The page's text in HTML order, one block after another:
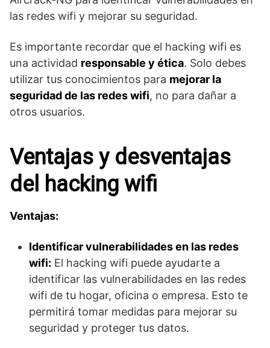
las redes wifi y mejorar su seguridad.
Es importante recordar que el hacking wifi es
una actividad responsable y ética. Solo debes
utilizar tus conocimientos para mejorar la
seguridad de las redes wifi, no para dañar a
otros usuarios.
Ventajas y desventajas
del hacking wifi
Ventajas:
Identificar vulnerabilidades en las redes
wifi: El hacking wifi puede ayudarte a
identificar las vulnerabilidades en las redes
wifi de tu hogar, oficina o empresa. Esto te
permitirá tomar medidas para mejorar su
seguridad y proteger tus datos.